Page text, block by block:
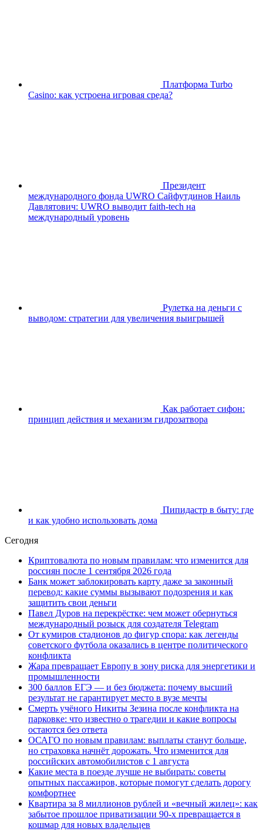
Платформа Turbo
Casino: как устроена игровая среда?
Президент
международного фонда UWRO Сайфутдинов Наиль
Давлятович: UWRO выводит faith-tech на
международный уровень
Рулетка на деньги с
выводом: стратегии для увеличения выигрышей
Как работает сифон:
принцип действия и механизм гидрозатвора
Пипидастр в быту: где
и как удобно использовать дома
Сегодня
Криптовалюта по новым правилам: что изменится для
россиян после 1 сентября 2026 года
Банк может заблокировать карту даже за законный
перевод: какие суммы вызывают подозрения и как
защитить свои деньги
Павел Дуров на перекрёстке: чем может обернуться
международный розыск для создателя Telegram
От кумиров стадионов до фигур спора: как легенды
советского футбола оказались в центре политического
конфликта
Жара превращает Европу в зону риска для энергетики и
промышленности
300 баллов ЕГЭ — и без бюджета: почему высший
результат не гарантирует место в вузе мечты
Смерть учёного Никиты Зезина после конфликта на
парковке: что известно о трагедии и какие вопросы
остаются без ответа
ОСАГО по новым правилам: выплаты станут больше,
но страховка начнёт дорожать. Что изменится для
российских автомобилистов с 1 августа
Какие места в поезде лучше не выбирать: советы
опытных пассажиров, которые помогут сделать дорогу
комфортнее
Квартира за 8 миллионов рублей и «вечный жилец»: как
забытое прошлое приватизации 90-х превращается в
кошмар для новых владельцев